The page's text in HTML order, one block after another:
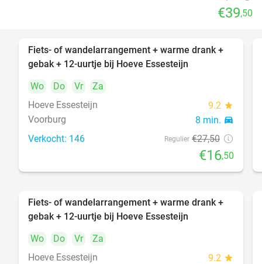
€39,50
40%
Fiets- of wandelarrangement + warme drank +
gebak + 12-uurtje bij Hoeve Essesteijn
Wo
Do Vr
Za
Hoeve Essesteijn
9.2 star
Voorburg 8 min. directions_car
Verkocht: 146 Regulier €27,50
€16,50
40%
Fiets- of wandelarrangement + warme drank +
gebak + 12-uurtje bij Hoeve Essesteijn
Wo
Do Vr
Za
Hoeve Essesteijn
9.2 star